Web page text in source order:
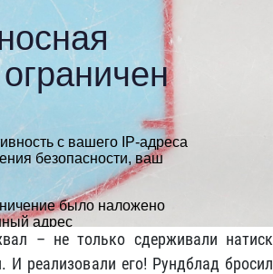
– не только сдерживали натиск
И реализовали его! Рундблад бросил